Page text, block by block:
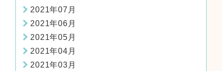
2021年07月
2021年06月
2021年05月
2021年04月
2021年03月